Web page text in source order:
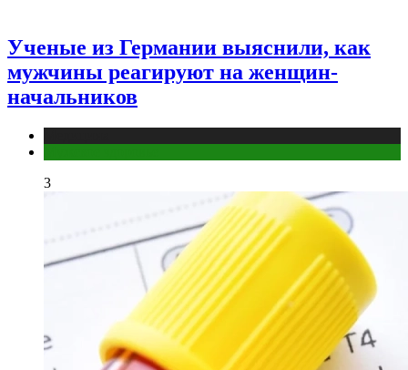
Ученые из Германии выяснили, как
мужчины реагируют на женщин-
начальников
3